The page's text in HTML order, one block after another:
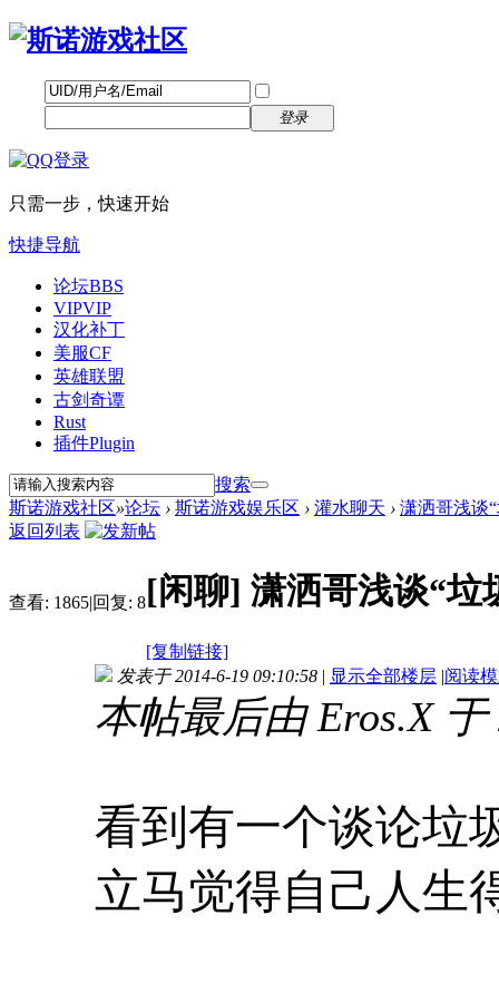
登录
只需一步，快速开始
快捷导航
论坛BBS
VIPVIP
汉化补丁
美服CF
英雄联盟
古剑奇谭
Rust
插件Plugin
搜索
斯诺游戏社区»论坛 › 斯诺游戏娱乐区 › 灌水聊天 › 潇洒哥浅谈
返回列表
查看: 1865|回复: 8[闲聊] 潇洒哥浅谈“垃
[复制链接]
发表于 2014-6-19 09:10:58 | 显示全部楼层 |阅读
本帖最后由 Eros.X
看到有一个谈论垃
立马觉得自己人生